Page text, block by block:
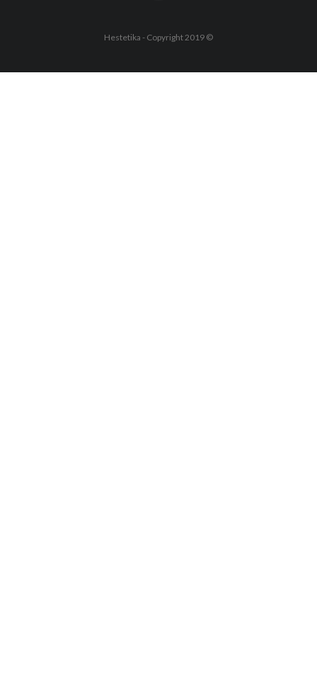
Hestetika - Copyright 2019 ©